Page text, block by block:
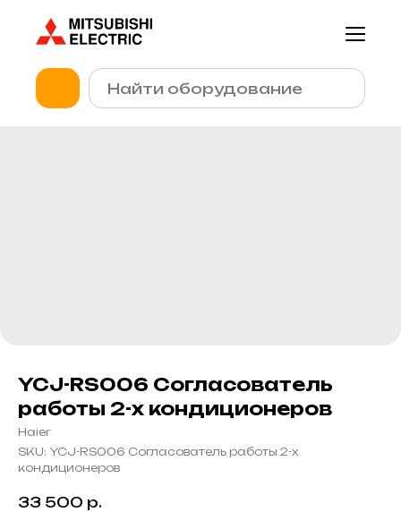
YCJ-RS006 Согласователь
работы 2-х кондиционеров
Haier
SKU: YCJ-RS006 Согласователь работы 2-х
кондиционеров
33 500 р.